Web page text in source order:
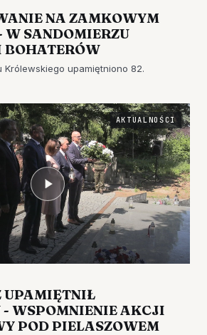
NA ZAMKOWYM
W SANDOMIERZU
Królewskiego upamiętniono 82.
AKTUALNOŚCI
UPAMIĘTNIŁ
WSPOMNIENIE AKCJI
POD PIELASZOWEM